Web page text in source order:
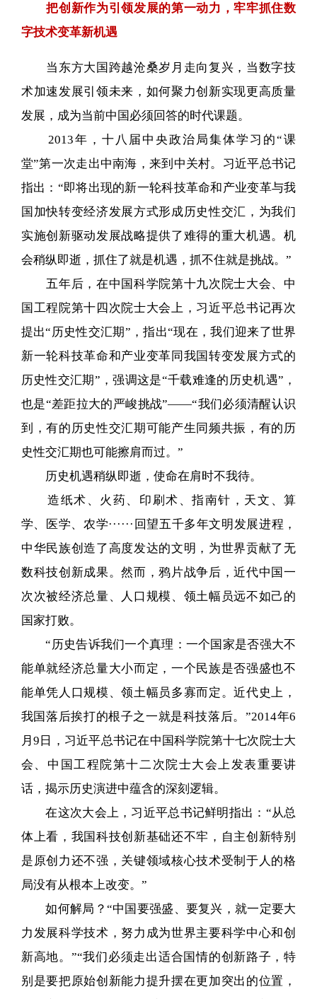
把创新作为引领发展的第一动力，牢牢抓住数
字技术变革新机遇
当东方大国跨越沧桑岁月走向复兴，当数字技
术加速发展引领未来，如何聚力创新实现更高质量
发展，成为当前中国必须回答的时代课题。
2013年，十八届中央政治局集体学习的“课
堂”第一次走出中南海，来到中关村。习近平总书记
指出：“即将出现的新一轮科技革命和产业变革与我
国加快转变经济发展方式形成历史性交汇，为我们
实施创新驱动发展战略提供了难得的重大机遇。机
会稍纵即逝，抓住了就是机遇，抓不住就是挑战。”
五年后，在中国科学院第十九次院士大会、中
国工程院第十四次院士大会上，习近平总书记再次
提出“历史性交汇期”，指出“现在，我们迎来了世界
新一轮科技革命和产业变革同我国转变发展方式的
历史性交汇期”，强调这是“千载难逢的历史机遇”，
也是“差距拉大的严峻挑战”——“我们必须清醒认识
到，有的历史性交汇期可能产生同频共振，有的历
史性交汇期也可能擦肩而过。”
历史机遇稍纵即逝，使命在肩时不我待。
造纸术、火药、印刷术、指南针，天文、算
学、医学、农学······回望五千多年文明发展进程，
中华民族创造了高度发达的文明，为世界贡献了无
数科技创新成果。然而，鸦片战争后，近代中国一
次次被经济总量、人口规模、领土幅员远不如己的
国家打败。
“历史告诉我们一个真理：一个国家是否强大不
能单就经济总量大小而定，一个民族是否强盛也不
能单凭人口规模、领土幅员多寡而定。近代史上，
我国落后挨打的根子之一就是科技落后。”2014年6
月9日，习近平总书记在中国科学院第十七次院士大
会、中国工程院第十二次院士大会上发表重要讲
话，揭示历史演进中蕴含的深刻逻辑。
在这次大会上，习近平总书记鲜明指出：“从总
体上看，我国科技创新基础还不牢，自主创新特别
是原创力还不强，关键领域核心技术受制于人的格
局没有从根本上改变。”
如何解局？“中国要强盛、要复兴，就一定要大
力发展科学技术，努力成为世界主要科学中心和创
新高地。”“我们必须走出适合国情的创新路子，特
别是要把原始创新能力提升摆在更加突出的位置，